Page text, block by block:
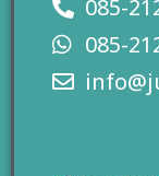
085-
085-